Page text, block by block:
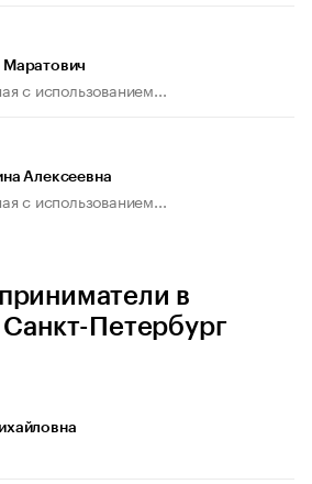
Маратович
с использованием...
Алексеевна
с использованием...
в
Петербург